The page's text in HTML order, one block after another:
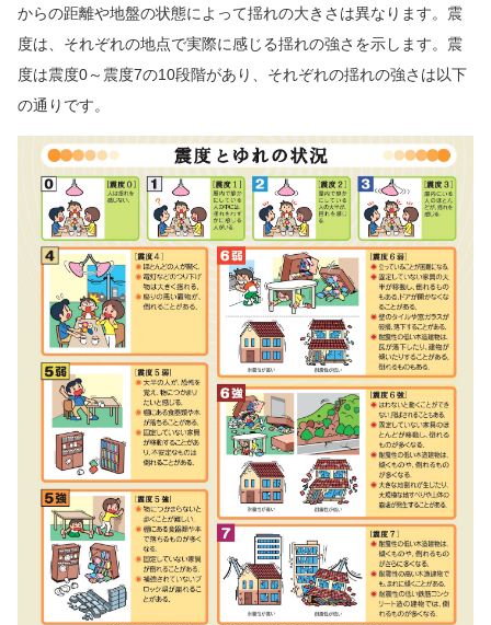
からの距離や地盤の状態によって揺れの大きさは異なります。震
度は、それぞれの地点で実際に感じる揺れの強さを示します。震
度は震度0～震度7の10段階があり、それぞれの揺れの強さは以下
の通りです。